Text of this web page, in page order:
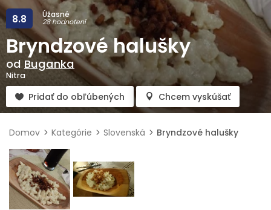
Úžasné
28 hodnotení
8.8
Bryndzové halušky
od Buganka
Nitra
Pridať do obľúbených Chcem vyskúšať
Domov Kategórie Slovenská Bryndzové halušky